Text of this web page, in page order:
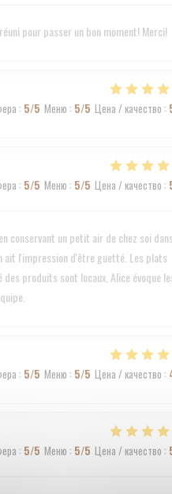
pour passer un bon moment! Merci!
: 5/5 Меню : 5/5 Цена / качество :
: 5/5 Меню : 5/5 Цена / качество :
conservant un petit air de chez soi dans
ait l'impression d'être guetté. Les plats
produits sont locaux, Alice évoque
: 5/5 Меню : 5/5 Цена / качество :
: 5/5 Меню : 5/5 Цена / качество :